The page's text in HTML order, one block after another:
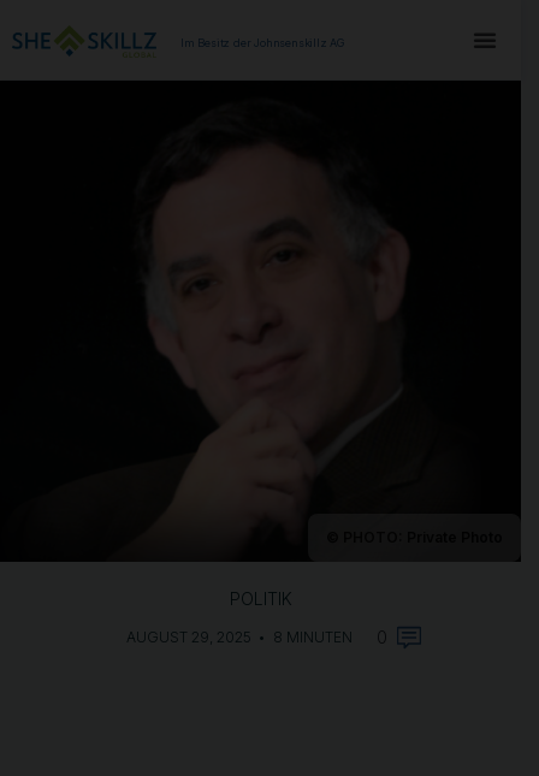
Im Besitz der Johnsenskillz AG
POLITIK
AUGUST 29, 2025 • 8 MINUTEN 0